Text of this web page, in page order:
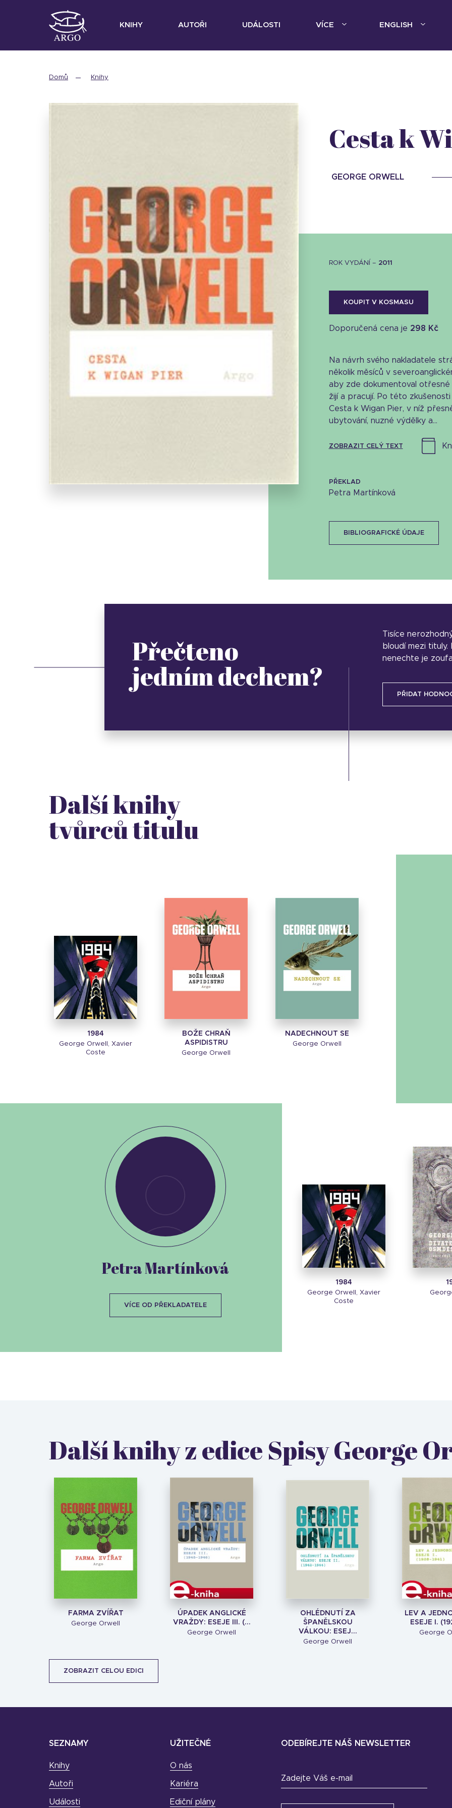
KNIHY AUTOŘI UDÁLOSTI VÍCE ENGLISH
Domů Knihy
Stáhnout obálku
Cesta k
GEORGE ORWELL
ROK VYDÁNÍ – 2011
KOUPIT V KOSMASU
Doporučená cena je 298 Kč
Na návrh svého nakladatele
několik měsíců v
aby zde dokumentoval otřesné
žijí a pracují. Po této
Cesta k Wigan Pier, v níž
ubytování, nuzné výdělky a...
ZOBRAZIT CELÝ TEXT
PŘEKLAD
Petra Martínková
BIBLIOGRAFICKÉ ÚDAJE
Přečteno
jedním dechem?
Tisíce
bloudí mezi
nenechte je
PŘIDAT
Další knihy
tvůrců titulu
1984
George Orwell, Xavier
Coste
BOŽE CHRAŇ
ASPIDISTRU
George Orwell
NADECHNOUT SE
George Orwell
1984
George Orwell, Xavier
Coste
Petra Martínková
VÍCE OD PŘEKLADATELE
Další knihy z edice Spisy George
FARMA ZVÍŘAT
George Orwell
ÚPADEK ANGLICKÉ
VRAŽDY: ESEJE III. (...
George Orwell
OHLÉDNUTÍ ZA
ŠPANĚLSKOU
VÁLKOU: ESEJ...
George Orwell
LEV A
ESEJE I.
George
ZOBRAZIT CELOU EDICI
SEZNAMY
Knihy
Autoři
Události
UŽITEČNÉ
O nás
Kariéra
Ediční plány
ODEBÍREJTE NÁŠ NEWSLETTER
Zadejte Váš e-mail